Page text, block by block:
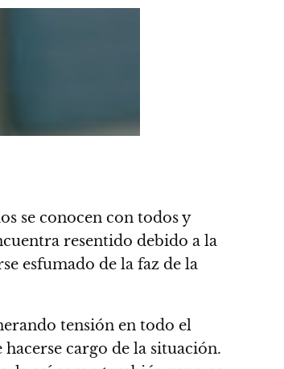
se conocen con todosy
resentido debido a la
esfumado de la faz de la
tensión en todo el
hacerse cargo de la situación.